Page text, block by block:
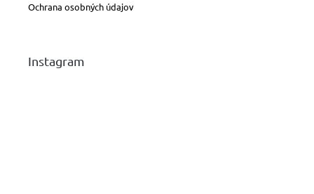
Ochrana osobných údajov
Instagram